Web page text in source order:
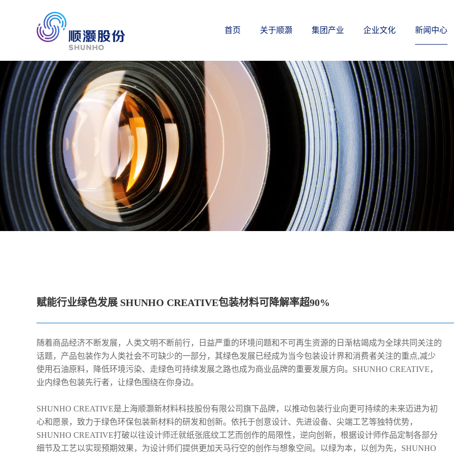
首页 关于顺灏 集团产业 企业文化 新闻中心
赋能行业绿色发展 SHUNHO CREATIVE包装材料可降解率超90%
随着商品经济不断发展，人类文明不断前行，日益严重的环境问题和不可再生资源的日渐枯竭成为全球共同关注的
话题，产品包装作为人类社会不可缺少的一部分，其绿色发展已经成为当今包装设计界和消费者关注的重点,减少
使用石油原料，降低环境污染、走绿色可持续发展之路也成为商业品牌的重要发展方向。SHUNHO CREATIVE，
业内绿色包装先行者，让绿色围绕在你身边。
SHUNHO CREATIVE是上海顺灏新材料科技股份有限公司旗下品牌，以推动包装行业向更可持续的未来迈进为初
心和愿景，致力于绿色环保包装新材料的研发和创新。依托于创意设计、先进设备、尖端工艺等独特优势，
SHUNHO CREATIVE打破以往设计师迁就纸张底纹工艺而创作的局限性，逆向创新，根据设计师作品定制各部分
细节及工艺以实现预期效果，为设计师们提供更加天马行空的创作与想象空间。以绿为本，以创为先，SHUNHO